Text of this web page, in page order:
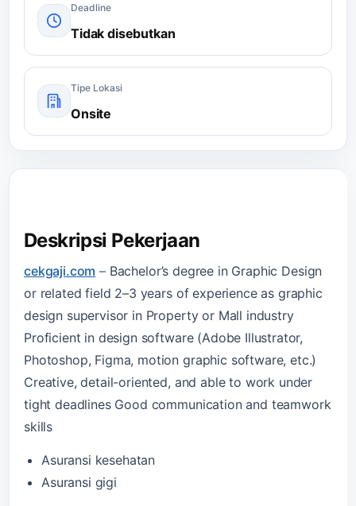
Deadline
Tidak disebutkan
Tipe Lokasi
Onsite
Deskripsi Pekerjaan
cekgaji.com – Bachelor’s degree in Graphic Design
or related field 2–3 years of experience as graphic
design supervisor in Property or Mall industry
Proficient in design software (Adobe Illustrator,
Photoshop, Figma, motion graphic software, etc.)
Creative, detail-oriented, and able to work under
tight deadlines Good communication and teamwork
skills
Asuransi kesehatan
Asuransi gigi